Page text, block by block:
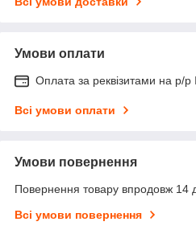
Умови оплати
Оплата за реквізитами на р/р
Всі умови оплати
Умови повернення
Повернення товару впродовж 14
Всі умови повернення